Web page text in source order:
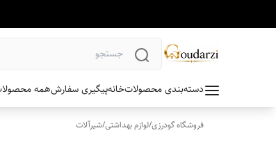
دسته‌بندی محصولاتخانهپیگیری سفارشهمه
فروشگاه گودرزی/لوازم بهداشتی/شیرآلات